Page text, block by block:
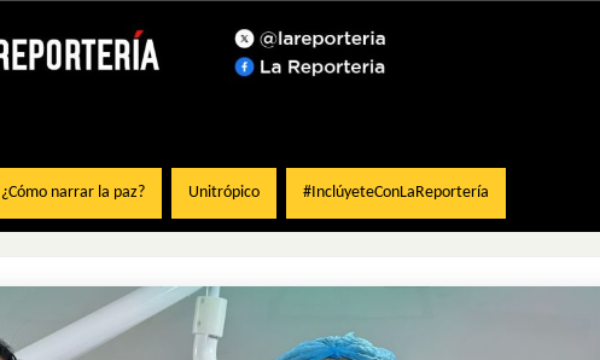
¿Cómo narrar la paz? Unitrópico #InclúyeteConLaReportería